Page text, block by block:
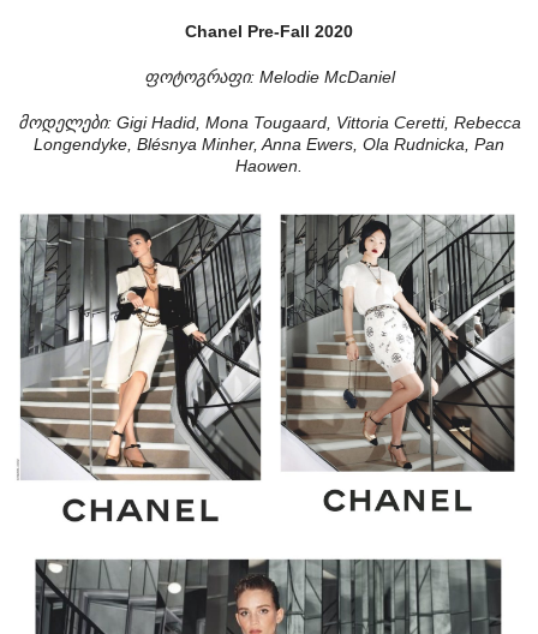
Chanel Pre-Fall 2020
ფოტოგრაფი: Melodie McDaniel
მოდელები: Gigi Hadid, Mona Tougaard, Vittoria Ceretti, Rebecca
Longendyke, Blésnya Minher, Anna Ewers, Ola Rudnicka, Pan
Haowen.